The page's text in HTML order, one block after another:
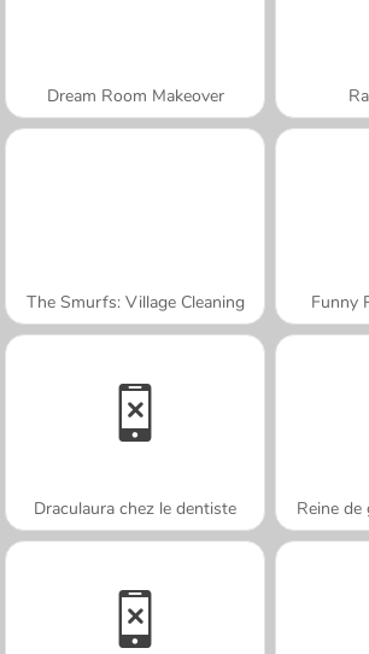
Dream Room Makeover
The Smurfs: Village Cleaning Funny
Draculaura chez le dentiste Reine de